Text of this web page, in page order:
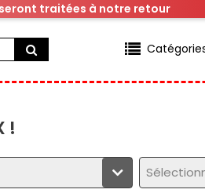
seront traitées à notre retour
!